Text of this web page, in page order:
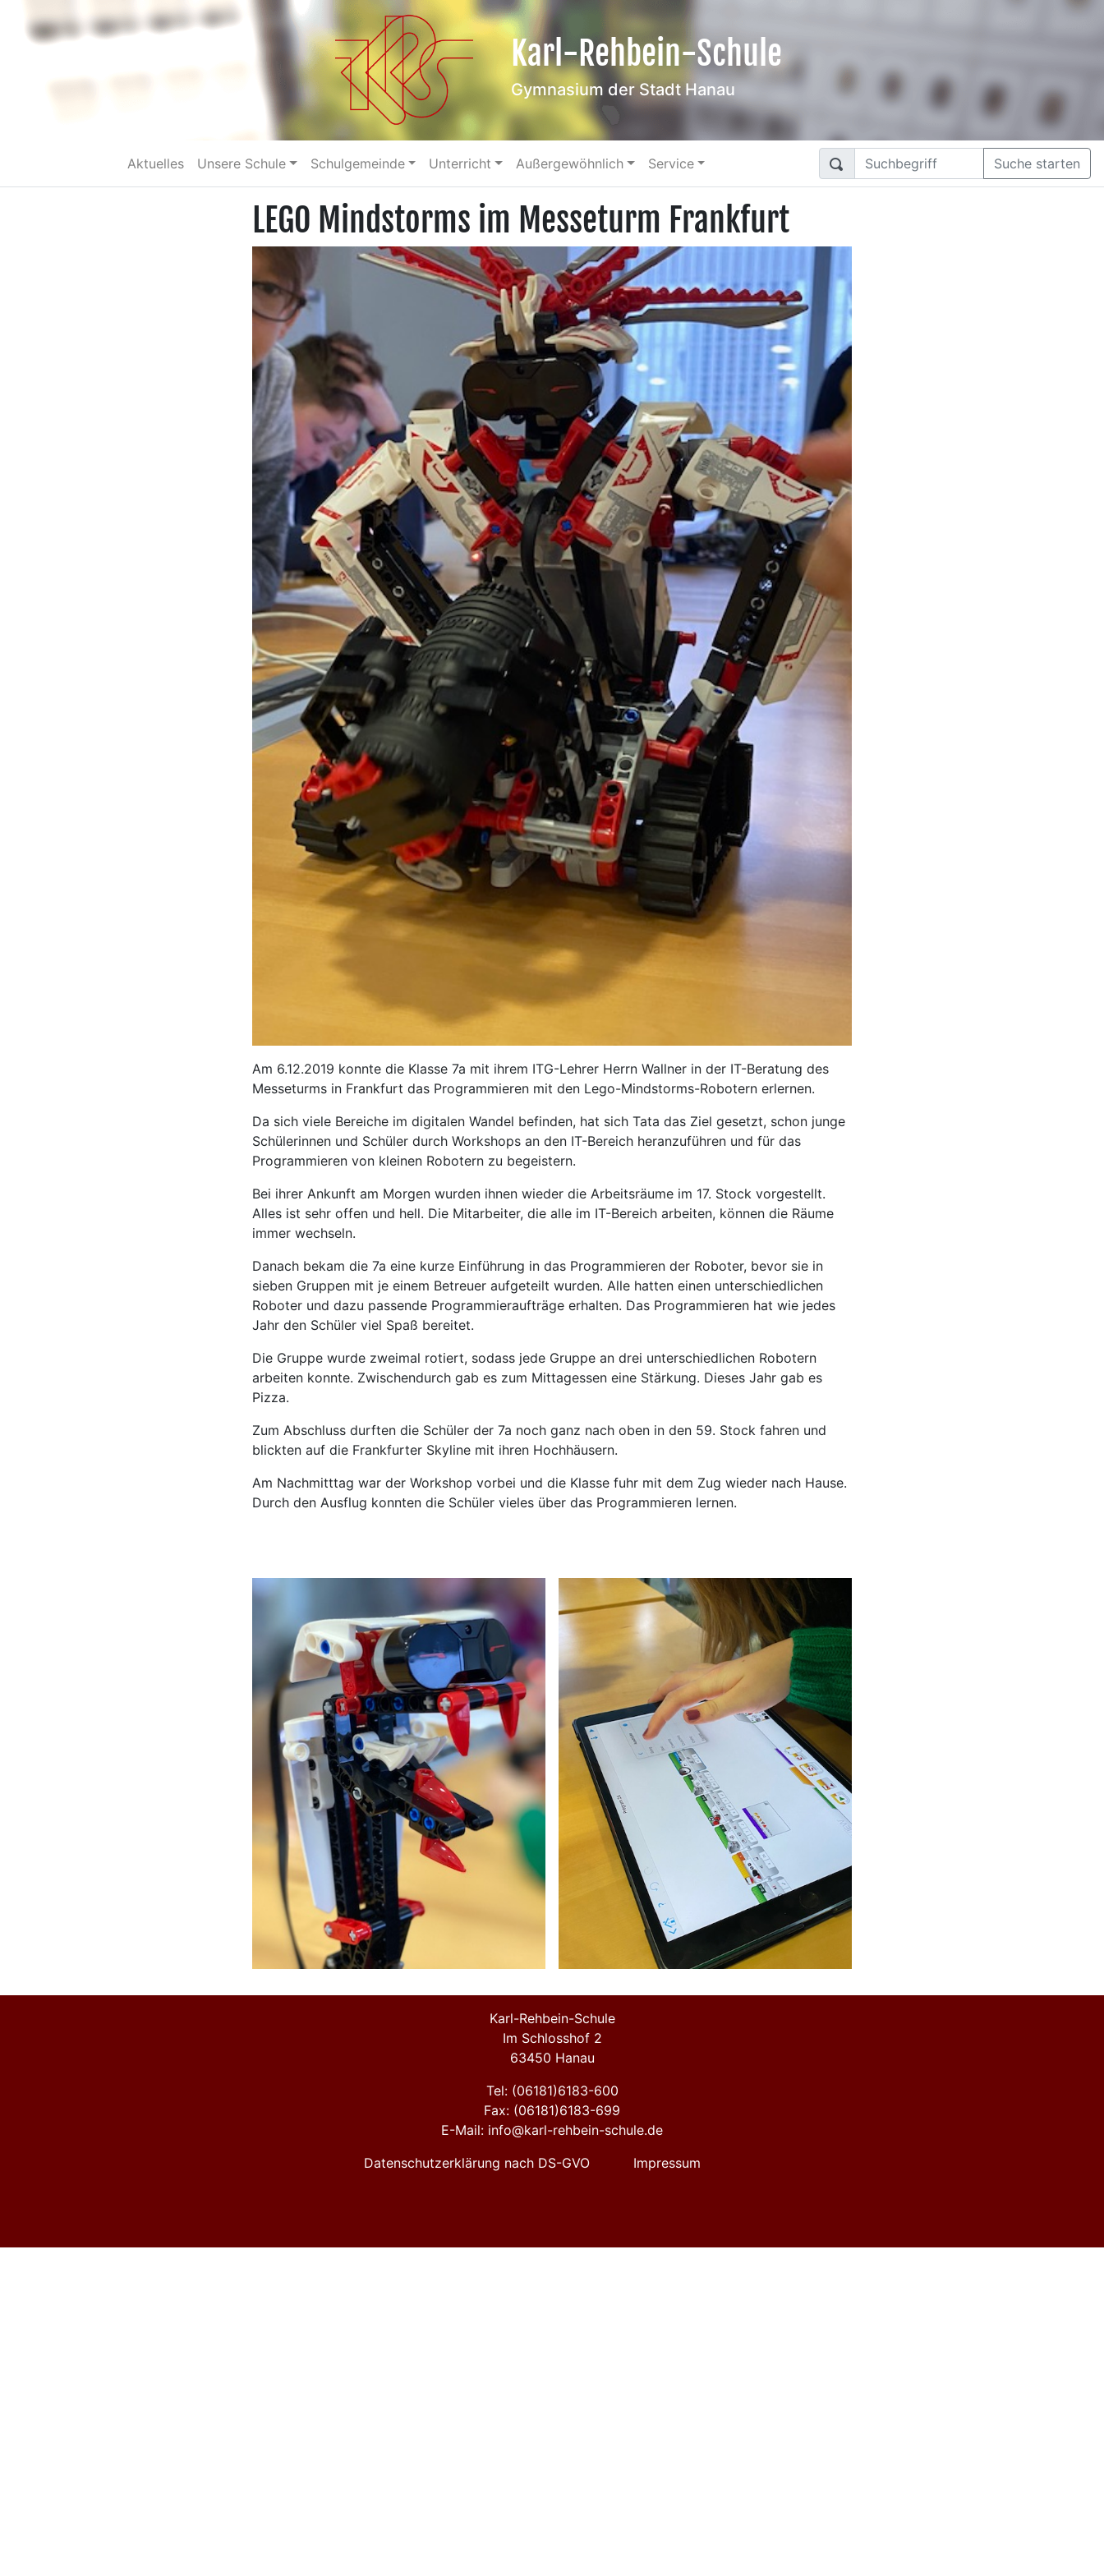
Karl-Rehbein-Schule
Gymnasium der Stadt Hanau
Aktuelles Unsere Schule Schulgemeinde Unterricht Außergewöhnlich Service Suche starten
LEGO Mindstorms im Messeturm Frankfurt
Am 6.12.2019 konnte die Klasse 7a mit ihrem ITG-Lehrer Herrn Wallner in der IT-Beratung des
Messeturms in Frankfurt das Programmieren mit den Lego-Mindstorms-Robotern erlernen.
Da sich viele Bereiche im digitalen Wandel befinden, hat sich Tata das Ziel gesetzt, schon junge
Schülerinnen und Schüler durch Workshops an den IT-Bereich heranzuführen und für das
Programmieren von kleinen Robotern zu begeistern.
Bei ihrer Ankunft am Morgen wurden ihnen wieder die Arbeitsräume im 17. Stock vorgestellt.
Alles ist sehr offen und hell. Die Mitarbeiter, die alle im IT-Bereich arbeiten, können die Räume
immer wechseln.
Danach bekam die 7a eine kurze Einführung in das Programmieren der Roboter, bevor sie in
sieben Gruppen mit je einem Betreuer aufgeteilt wurden. Alle hatten einen unterschiedlichen
Roboter und dazu passende Programmieraufträge erhalten. Das Programmieren hat wie jedes
Jahr den Schüler viel Spaß bereitet.
Die Gruppe wurde zweimal rotiert, sodass jede Gruppe an drei unterschiedlichen Robotern
arbeiten konnte. Zwischendurch gab es zum Mittagessen eine Stärkung. Dieses Jahr gab es
Pizza.
Zum Abschluss durften die Schüler der 7a noch ganz nach oben in den 59. Stock fahren und
blickten auf die Frankfurter Skyline mit ihren Hochhäusern.
Am Nachmitttag war der Workshop vorbei und die Klasse fuhr mit dem Zug wieder nach Hause.
Durch den Ausflug konnten die Schüler vieles über das Programmieren lernen.
Karl-Rehbein-Schule
Im Schlosshof 2
63450 Hanau
Tel: (06181)6183-600
Fax: (06181)6183-699
E-Mail: info@karl-rehbein-schule.de
Datenschutzerklärung nach DS-GVO
Impressum